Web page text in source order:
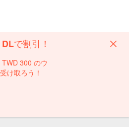
で割引！
300 のウ
け取ろう！